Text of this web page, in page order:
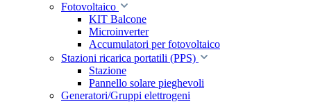
Fotovoltaico
KIT Balcone
Microinverter
Accumulatori per fotovoltaico
Stazioni ricarica portatili (PPS)
Stazione
Pannello solare pieghevoli
Generatori/Gruppi elettrogeni